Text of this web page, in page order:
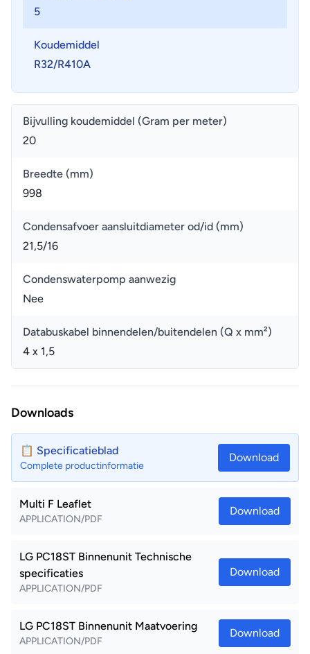
5
Koudemiddel
R32/R410A
Bijvulling koudemiddel (Gram per meter)
20
Breedte (mm)
998
Condensafvoer aansluitdiameter od/id (mm)
21,5/16
Condenswaterpomp aanwezig
Nee
Databuskabel binnendelen/buitendelen (Q x mm²)
4 x 1,5
Downloads
📋 Specificatieblad
Complete productinformatie
Download
Multi F Leaflet
APPLICATION/PDF
Download
LG PC18ST Binnenunit Technische
specificaties
APPLICATION/PDF
Download
LG PC18ST Binnenunit Maatvoering
APPLICATION/PDF
Download